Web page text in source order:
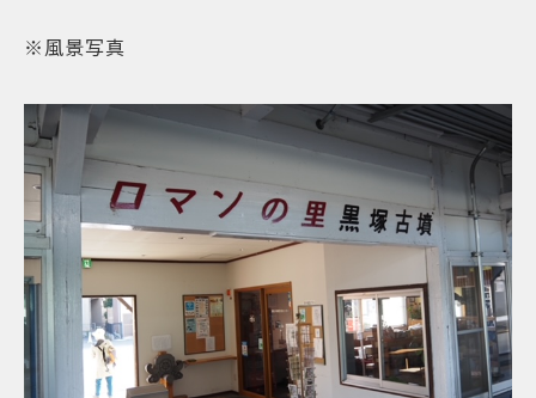
※風景写真